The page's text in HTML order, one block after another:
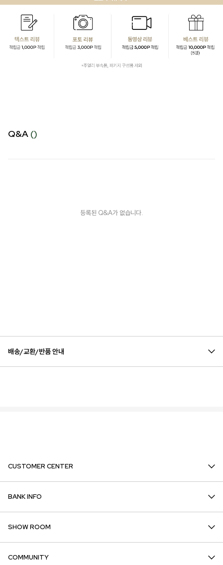
Q&A ()
등록된 Q&A가 없습니다.
배송/교환/반품 안내
CUSTOMER CENTER
BANK INFO
SHOW ROOM
COMMUNITY